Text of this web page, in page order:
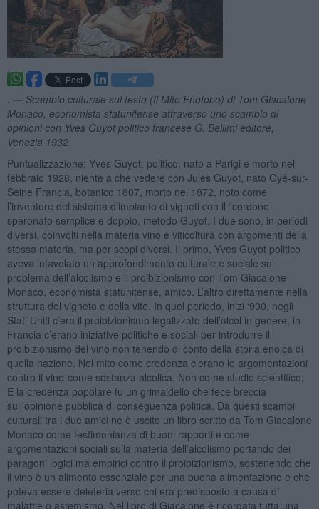
. — Scambio culturale sul testo (Il Mito Enofobo) di Tom Giacalone
Monaco, economista statunitense attraverso uno scambio di
opinioni con Yves Guyot politico francese G. Bellimi editore,
Venezia 1932
Puntualizzazione: Yves Guyot, politico, nato a Parigi e morto nel
febbraio 1928, niente a che vedere con Jules Guyot, nato Gyé-sur-
Seine Francia, botanico 1807, morto nel 1872, noto come
l’inventore del sistema d’impianto di vigneti con il “cordone
speronato semplice e doppio, metodo Guyot. I due sono, in periodi
diversi, coinvolti nella materia vino e viticoltura con argomenti della
stessa materia, ma per scopi diversi. Il primo, Yves Guyot politico
aveva intavolato un approfondimento culturale e sociale sul
problema dell’alcolismo e il proibizionismo con Tom Giacalone
Monaco, economista statunitense, amico. L’altro direttamente nella
struttura del vigneto e della vite. In quel periodo, inizi ‘900, negli
Stati Uniti c’era il proibizionismo legalizzato dell’alcol in genere, in
Francia c’erano iniziative politiche e sociali per introdurre il
proibizionismo del vino non tenendo di conto della storia enoica di
quella nazione. Nel mito come credenza c’erano le argomentazioni
contro il vino-come sostanza alcolica. Non come studio scientifico;
E la credenza popolare fu un grimaldello che fece breccia
sull’opinione pubblica di conseguenza politica. Da questi scambi
culturali tra i due amici ne è uscito un libro scritto da Tom Giacalone
Monaco come testimonianza di buoni rapporti e come
argomentazioni sociali sulla materia dell’alcolismo portando dei
paragoni logici ma empirici contro il proibizionismo, sostenendo che
il vino è un alimento essenziale per una buona alimentazione e che
poteva essere deleteria verso chi era predisposto a causa di
malattie o astemismo. Nel libro di Giacalone è ricordata tutta una